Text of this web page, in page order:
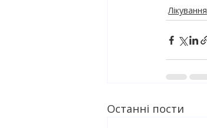
Лікування
Останні пости